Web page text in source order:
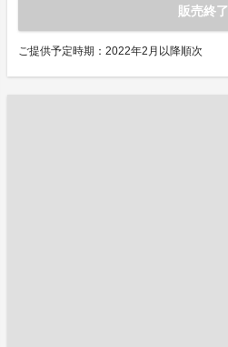
販売終了
ご提供予定時期：2022年2月以降順次